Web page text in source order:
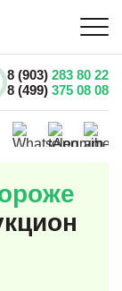
8 (903) 283 80 22
8 (499) 375 08 08